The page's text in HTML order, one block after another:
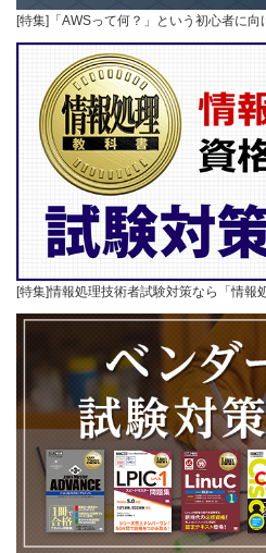
[特集]「AWSって何？」という初心者に
[特集]情報処理技術者試験対策なら「情報